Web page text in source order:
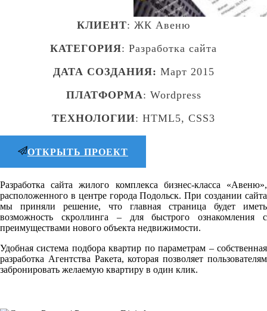
КЛИЕНТ: ЖК Авеню
КАТЕГОРИЯ: Разработка сайта
ДАТА СОЗДАНИЯ: Март 2015
ПЛАТФОРМА: Wordpress
ТЕХНОЛОГИИ: HTML5, CSS3
ОТКРЫТЬ ПРОЕКТ
Разработка сайта жилого комплекса бизнес-класса «Авеню»,
расположенного в центре города Подольск. При создании сайта
мы приняли решение, что главная страница будет иметь
возможность скроллинга – для быстрого ознакомления с
преимуществами нового объекта недвижимости.
Удобная система подбора квартир по параметрам – собственная
разработка Агентства Ракета, которая позволяет пользователям
забронировать желаемую квартиру в один клик.